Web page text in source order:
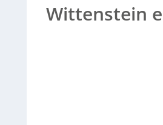
Wittenstein